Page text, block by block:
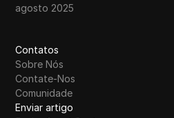
agosto 2025
Contatos
Sobre Nós
Contate-Nos
Comunidade
Enviar artigo